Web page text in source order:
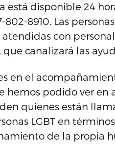
está disponible 24
8910. Las
con
canalizará las
en el
podido ver en
quienes están
LGBT en
de la propia